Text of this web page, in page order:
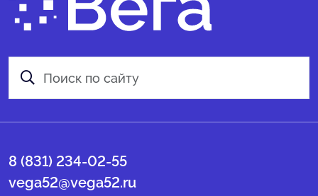
8 (831) 234-02-55
vega52@vega52.ru